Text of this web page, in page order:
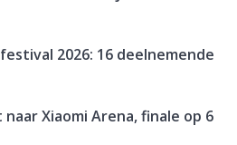
2026: 16 deelnemende
naar Xiaomi Arena, finale op 6